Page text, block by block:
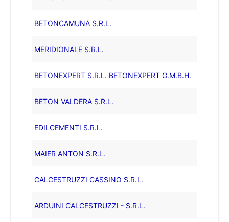
BETONCAMUNA S.R.L.
MERIDIONALE S.R.L.
BETONEXPERT S.R.L. BETONEXPERT G.M.B.H.
BETON VALDERA S.R.L.
EDILCEMENTI S.R.L.
MAIER ANTON S.R.L.
CALCESTRUZZI CASSINO S.R.L.
ARDUINI CALCESTRUZZI - S.R.L.